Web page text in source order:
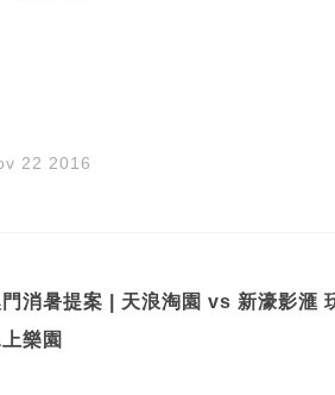
22 2016
消暑提案 | 天浪淘園 vs 新濠影滙
樂園